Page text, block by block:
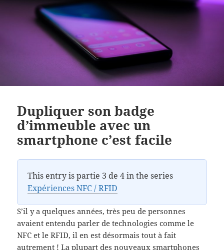
Dupliquer son badge
d’immeuble avec un
smartphone c’est facile
This entry is partie 3 de 4 in the series
Expériences NFC / RFID
S’il y a quelques années, très peu de personnes
avaient entendu parler de technologies comme le
NFC et le RFID, il en est désormais tout à fait
autrement ! La plupart des nouveaux smartphones